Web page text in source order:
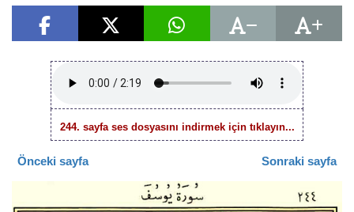
244. sayfa ses dosyasını indirmek için tıklayın...
Önceki sayfa Sonraki sayfa